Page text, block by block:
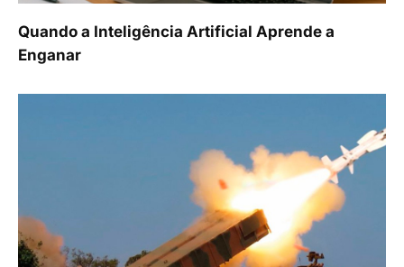
Quando a Inteligência Artificial Aprende a
Enganar